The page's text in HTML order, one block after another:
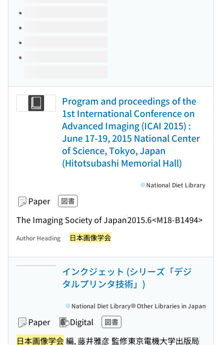
Program and proceedings of the
1st International Conference on
Advanced Imaging (ICAI 2015) :
June 17-19, 2015 National Center
of Science, Tokyo, Japan
(Hitotsubashi Memorial Hall)
Paper 図書
The Imaging Society of Japan2015.6<M18-B1494>
National Diet Library
Author Heading 日本画像学会
インクジェット (シリーズ「デジ
タルプリンタ技術」)
Paper Digital 図書
日本画像学会編, 藤井雅彦 監修東京電機大学出版局
National Diet Library Other Libraries in Japan